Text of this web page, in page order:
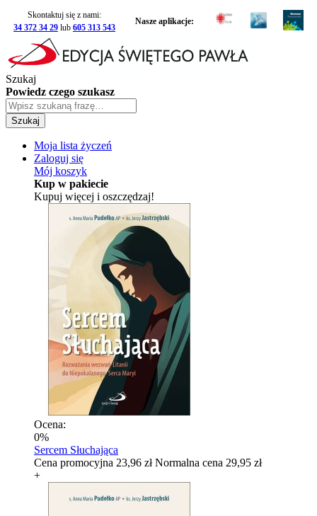
Skontaktuj się z nami:
34 372 34 29 lub 605 313 543
Nasze aplikacje:
Szukaj
Powiedz czego szukasz
Szukaj
Moja lista życzeń
Zaloguj się
Mój koszyk
Kup w pakiecie
Kupuj więcej i oszczędzaj!
Ocena:
0%
Sercem Słuchająca
Cena promocyjna 23,96 zł Normalna cena 29,95 zł
+